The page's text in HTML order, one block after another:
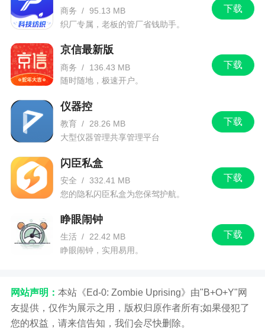
下载
商务 / 95.13 MB
织厂专属，老板的管厂省钱助手。
下载
京信最新版
商务 /
136.43 MB
随时随地，极速开户。
下载
仪器控
教育 /
28.26 MB
大型仪器管理共享管理平台
下载
闪臣私盒
安全 / 332.41 MB
您的隐私闪臣私盒为您保驾护航。
下载
睁眼闹钟
生活 / 22.42 MB
睁眼闹钟，实用易用。
网站声明： 本站《Ed-0: Zombie Uprising》由"B+O+Y"网
友提供，仅作为展示之用，版权归原作者所有;如果侵犯了
您的权益，请来信告知，我们会尽快删除。